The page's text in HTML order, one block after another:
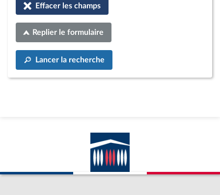
Effacer les champs
Replier le formulaire
Lancer la recherche